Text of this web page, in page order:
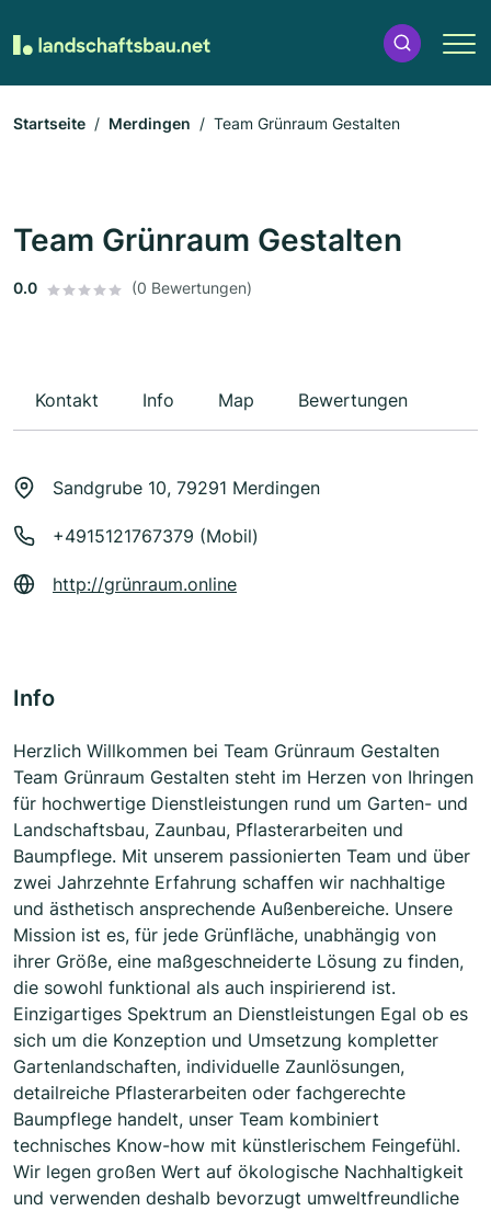
Startseite Merdingen Team Grünraum Gestalten
Team Grünraum Gestalten
0.0 (0 Bewertungen)
Kontakt Info Map Bewertungen
Sandgrube 10, 79291 Merdingen
+4915121767379 (Mobil)
http://grünraum.online
Info
Herzlich Willkommen bei Team Grünraum Gestalten
Team Grünraum Gestalten steht im Herzen von Ihringen
für hochwertige Dienstleistungen rund um Garten- und
Landschaftsbau, Zaunbau, Pflasterarbeiten und
Baumpflege. Mit unserem passionierten Team und über
zwei Jahrzehnte Erfahrung schaffen wir nachhaltige
und ästhetisch ansprechende Außenbereiche. Unsere
Mission ist es, für jede Grünfläche, unabhängig von
ihrer Größe, eine maßgeschneiderte Lösung zu finden,
die sowohl funktional als auch inspirierend ist.
Einzigartiges Spektrum an Dienstleistungen Egal ob es
sich um die Konzeption und Umsetzung kompletter
Gartenlandschaften, individuelle Zaunlösungen,
detailreiche Pflasterarbeiten oder fachgerechte
Baumpflege handelt, unser Team kombiniert
technisches Know-how mit künstlerischem Feingefühl.
Wir legen großen Wert auf ökologische Nachhaltigkeit
und verwenden deshalb bevorzugt umweltfreundliche